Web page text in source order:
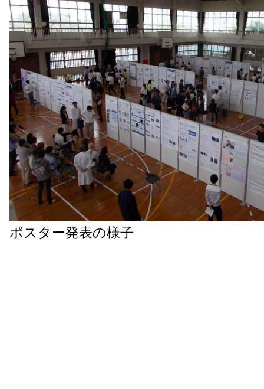
ポスター発表の様子